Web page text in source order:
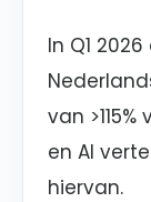
In Q1
van
en AI
hiervan.